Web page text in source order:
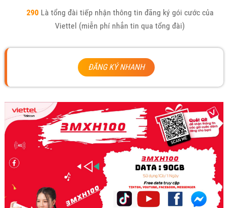
290Là tổng đài tiếp nhận thông tin đăng ký gói cước của
Viettel (miễn phí nhắn tin qua tổng đài)
ĐĂNG KÝ NHANH